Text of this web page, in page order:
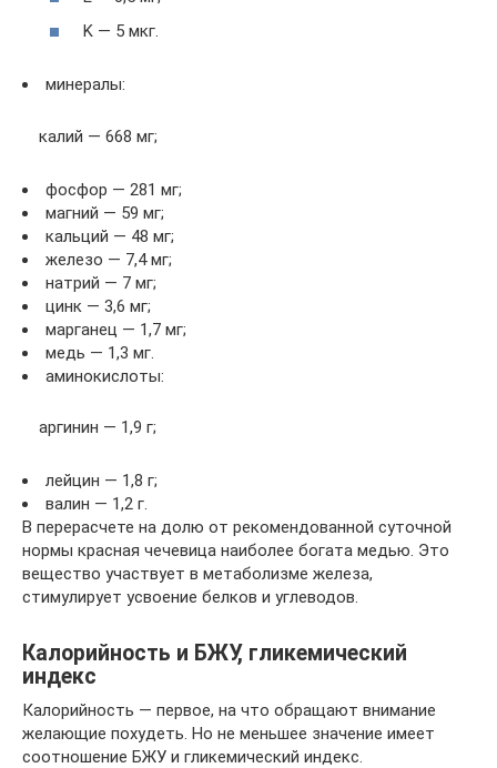
K — 5 мкг.
минералы:
калий — 668 мг;
фосфор — 281 мг;
магний — 59 мг;
кальций — 48 мг;
железо — 7,4 мг;
натрий — 7 мг;
цинк — 3,6 мг;
марганец — 1,7 мг;
медь — 1,3 мг.
аминокислоты:
аргинин — 1,9 г;
лейцин — 1,8 г;
валин — 1,2 г.
В перерасчете на долю от рекомендованной суточной
нормы красная чечевица наиболее богата медью. Это
вещество участвует в метаболизме железа,
стимулирует усвоение белков и углеводов.
Калорийность и БЖУ, гликемический
индекс
Калорийность — первое, на что обращают внимание
желающие похудеть. Но не меньшее значение имеет
соотношение БЖУ и гликемический индекс.